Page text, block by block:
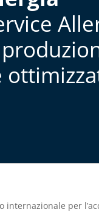
internazionale per